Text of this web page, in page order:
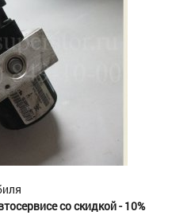
со скидкой - 10%